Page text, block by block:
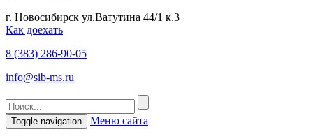
г. Новосибирск ул.Ватутина 44/1 к.3
Как доехать
8 (383) 286-90-05
info@sib-ms.ru
Toggle navigation Меню сайта